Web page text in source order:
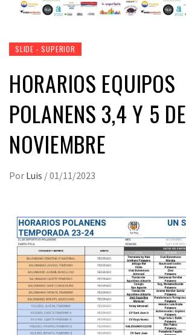
SLIDE - SUPERIOR
HORARIOS EQUIPOS
POLANENS 3,4 Y 5 DE
NOVIEMBRE
Por Luis /01/11/2023